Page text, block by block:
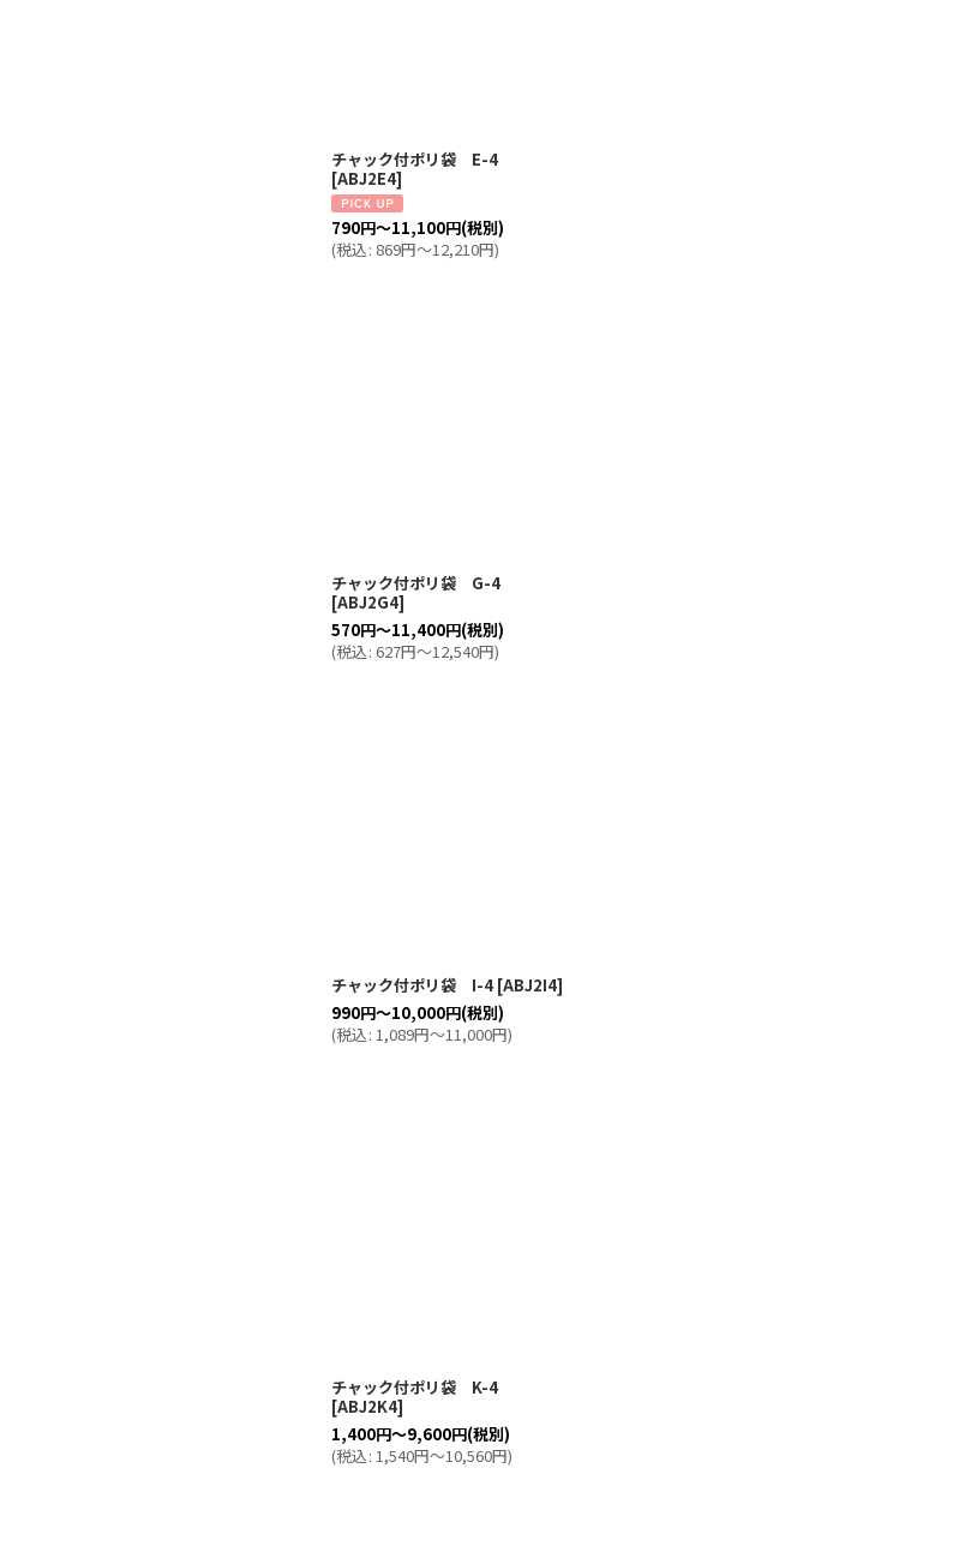
チャック付ポリ袋 E-4
[ABJ2E4]
790円～11,100円(税別)
(税込: 869円～12,210円)
チャック付ポリ袋 G-4
[ABJ2G4]
570円～11,400円(税別)
(税込: 627円～12,540円)
チャック付ポリ袋 I-4 [ABJ2I4]
990円～10,000円(税別)
(税込: 1,089円～11,000円)
チャック付ポリ袋 K-4
[ABJ2K4]
1,400円～9,600円(税別)
(税込: 1,540円～10,560円)